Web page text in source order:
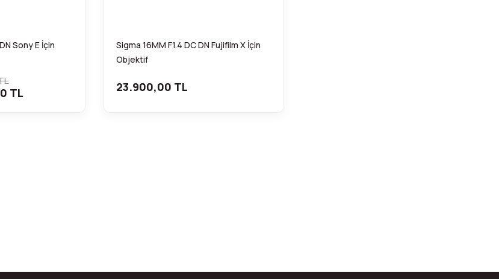
Sony E İçin
TL
Sigma 16MM F1.4 DC DN Fujifilm X İçin
Objektif
23.900,00 TL